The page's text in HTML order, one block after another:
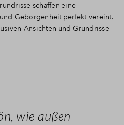
schaffen eine
Geborgenheit perfekt vereint.
Ansichten und Grundrisse
wie außen